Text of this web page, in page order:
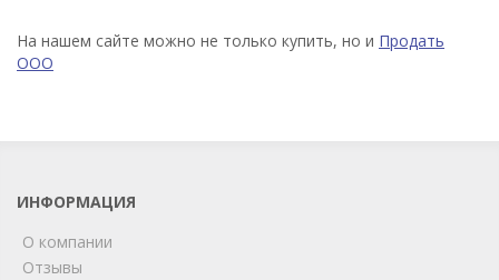
На нашем сайте можно не только купить, но и Продать
ООО
ИНФОРМАЦИЯ
О компании
Отзывы